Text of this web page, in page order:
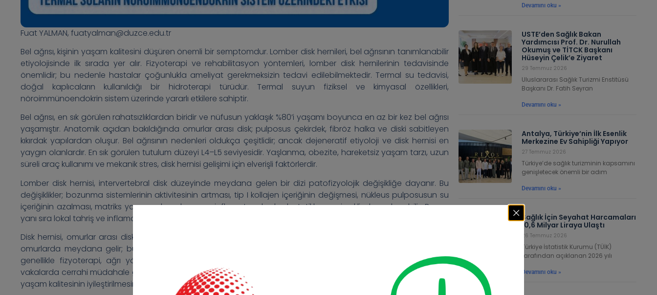
Fuat YALMAN, fuatyalman@duzce.edu.tr
Bel ağrısı, kişinin yaşam kalitesini düşüren önemli bir semptomdur. Lomber disk hernileri, bel ağrısının tanımlanabilir
etiyolojisinde ilk sırada yer alır. Fizyoterapi ve rehabilitasyon yöntemleri, lomber disk hernilerinin tedavisinde
önemlidir; bu nedenle hastalar çoğunlukla ameliyat gerekmeksizin tedavi edilebilmektedir. Termal su tedavisi,
doğal kaplıcaların kullanıldığı bir hidroterapi türüdür. Termal suyun fiziksel ve kimyasal özellikleri,
nöroimmünoendokrin sistem üzerinde yararlı etkilere sahiptir.
Bel ağrısı, en sık görülen rahatsızlıklardan biridir ve nüfusun yaklaşık %80’i yaşamı boyunca en az bir kez bel ağrısı
yaşamıştır. Anatomik açıdan bakıldığında omurlar arası disk; pulposus çekirdek, fibröz halka ve diski sabitleyen
kıkırdak yapılardan oluşur. Bel ağrısının nedenleri oldukça çeşitlidir; ancak dejeneratif etiyoloji ve disk hernisi en
yaygın olanlardır. En sık görülen tutulum düzeyi L4–L5 seviyesidir. Yaşlanma, obezite, hareketsiz yaşam tarzı, uzun
süreli araç kullanımı ve mekanik stres, disk hernisi gelişimi için elverişli faktörlerdir.
Lomber disk hernisi, intervertebral disk düzeyinde meydana gelen bir dizi patofizyolojik değişikliğe dayanır. Bu
değişiklikler; bozunma sistemlerinin aktivitesinin artması, tip I kollajen içeriğinin değişmesi, nükleus pulposusun su
içeriğinin azalması, matriks yapısının bozulması ve inflamatuar kaskadın tetiklenmesi şeklinde sıralanabilir. Bunun
yanı sıra lokal tahriş ve inflamasyon, lokal ağrının temel nedenleri arasında yer alır.
Disk hernisi, omurlar arası disklerin en sık görülen omurga rahatsızlığıdır. Herni genellikle hareketli ve yük taşıyan
omurlarda meydana gelir; bu nedenle en sık etkilenen bölgeler boyun ve bel omurlarıdır. Tedavi yaklaşımları
genellikle fizyoterapi, ağrı yönetimi ve dinlenme gibi konservatif önlemlerin bir kombinasyonunu içerir. Ağır
vakalarda cerrahi müdahale gerekebilir. Erken tedavi ve uygun yönetim, semptomların azaltılmasına ve hastanın
yaşam kalitesinin iyileştirilmesine katkı sağlar.
Devamını oku »
USTE’den Sağlık Bakan
Yardımcısı Prof. Dr. Nurullah
Okumuş ve TİTCK Başkanı
Hüseyin Çelik’e Ziyaret
29 Temmuz 2026
Uluslararası Sağlık Turizmi Enstitüsü
Başkanı Dr. Fatih Seyran
Devamını oku »
Antalya, Türkiye’nin İlk Esenlik
Merkezine Ev Sahipliği Yapıyor
27 Temmuz 2026
Türkiye’de sağlık turizminin kapsamını
genişletecek önemli bir adım
Devamını oku »
Sağlık İçin Seyahat Harcamaları
10,6 Milyar Liraya Ulaştı
26 Temmuz 2026
Türkiye İstatistik Kurumu (TÜİK)
tarafından açıklanan 2026 yılı
Devamını oku »